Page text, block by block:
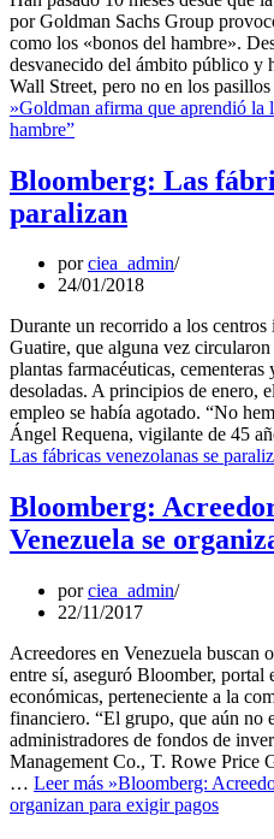
por Goldman Sachs Group
como los «bonos del hambre».
desvanecido del ámbito público y
Wall Street, pero no en los
»Goldman afirma que aprendió la
hambre”
Bloomberg: Las
paralizan
porciea_admin
24/01/2018
Durante un recorrido a los centros
Guatire, que alguna vez
plantas farmacéuticas, cementeras
desoladas. A principios de enero,
empleo se había agotado. “No
Ángel Requena, vigilante de 45
Las fábricas venezolanas se
Bloomberg:
Venezuela se
porciea_admin
22/11/2017
Acreedores en Venezuela buscan
entre sí, aseguró Bloomber, portal
económicas, perteneciente a la
financiero. “El grupo, que aún no
administradores de fondos de
Management Co., T. Rowe Price
… Leer más »Bloomberg:
organizan para exigir pagos